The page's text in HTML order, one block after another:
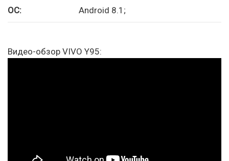
ОС: Android 8.1;
Видео-обзор VIVO Y95: